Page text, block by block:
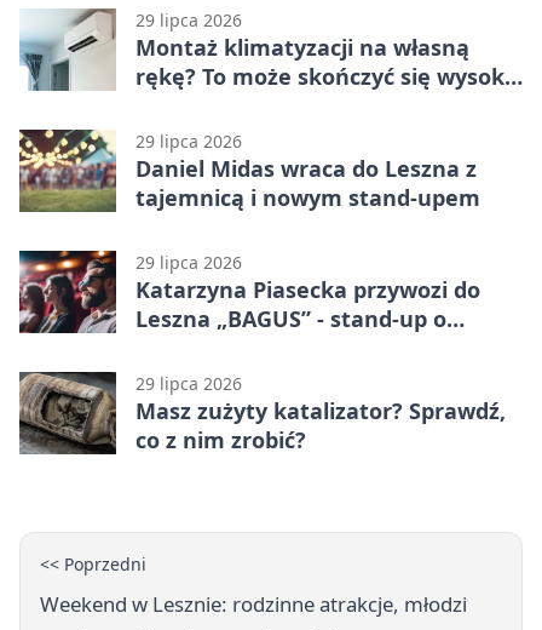
29 lipca 2026
Montaż klimatyzacji na własną
rękę? To może skończyć się wysoką
29 lipca 2026
Daniel Midas wraca do Leszna z
tajemnicą i nowym stand-upem
29 lipca 2026
Katarzyna Piasecka przywozi do
Leszna „BAGUS” - stand-up o
29 lipca 2026
Masz zużyty katalizator? Sprawdź,
co z nim zrobić?
<< Poprzedni
Weekend w Lesznie: rodzinne atrakcje, młodzi